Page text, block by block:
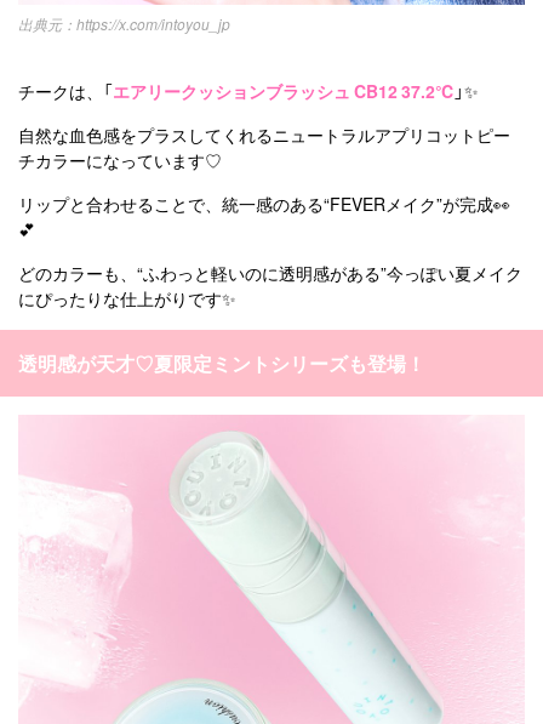
https://x.com/intoyou_jp
チークは、「エアリークッションブラッシュ CB12 37.2℃ 」✨
自然な血色感をプラスしてくれるニュートラルアプリコットピー
チカラーになっています♡
リップと合わせることで、統一感のある“FEVERメイク”が完成👀
💕
どのカラーも、“ふわっと軽いのに透明感がある”今っぽい夏メイク
にぴったりな仕上がりです✨
透明感が天才♡夏限定ミントシリーズも登場！